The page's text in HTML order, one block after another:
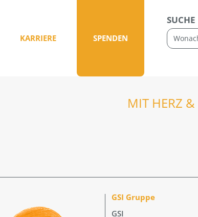
KARRIERE SPENDEN
SUCHE
MIT HERZ &
GSI Gruppe
GSI